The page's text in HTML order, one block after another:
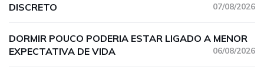
DISCRETO
07/08/2026
DORMIR POUCO PODERIA ESTAR LIGADO A MENOR
EXPECTATIVA DE VIDA
06/08/2026